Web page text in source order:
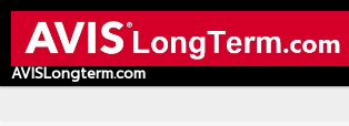
HOME
AVISLongterm.com